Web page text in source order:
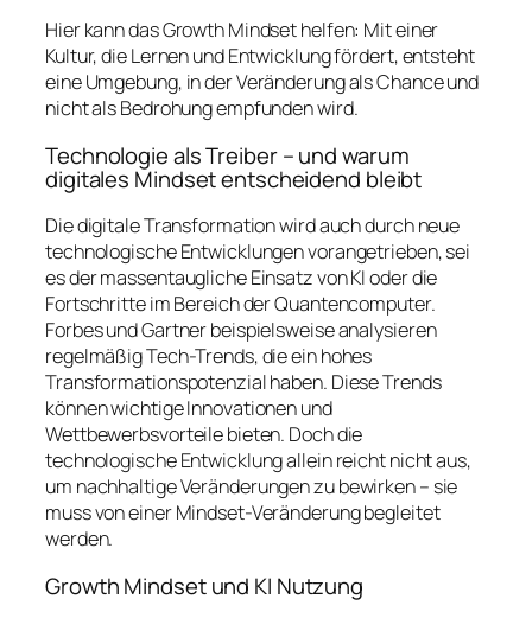
Hier kann das Growth Mindset helfen: Mit einer
Kultur, die Lernen und Entwicklung fördert, entsteht
eine Umgebung, in der Veränderung als Chance und
nicht als Bedrohung empfunden wird.
Technologie als Treiber – und warum
digitales Mindset entscheidend bleibt
Die digitale Transformation wird auch durch neue
technologische Entwicklungen vorangetrieben, sei
es der massentaugliche Einsatz von KI oder die
Fortschritte im Bereich der Quantencomputer.
Forbes und Gartner beispielsweise analysieren
regelmäßig Tech-Trends, die ein hohes
Transformationspotenzial haben. Diese Trends
können wichtige Innovationen und
Wettbewerbsvorteile bieten. Doch die
technologische Entwicklung allein reicht nicht aus,
um nachhaltige Veränderungen zu bewirken – sie
muss von einer Mindset-Veränderung begleitet
werden.
Growth Mindset und KI Nutzung